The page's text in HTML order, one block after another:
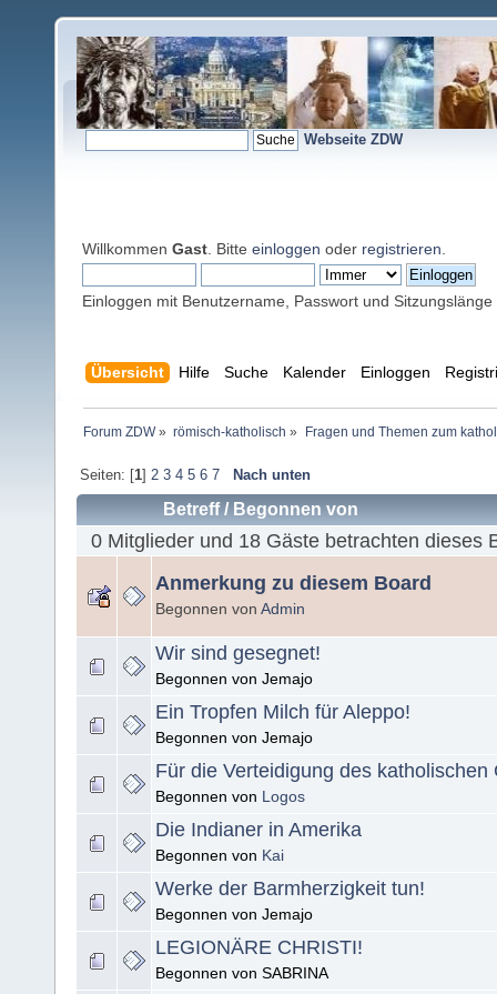
Webseite ZDW
Willkommen Gast . Bitte einloggen oder registrieren
Einloggen mit Benutzername, Passwort und Sitzungslänge
Übersicht Hilfe Suche Kalender Einloggen
Forum ZDW» römisch-katholisch » Fragen und Themen zum
Seiten: [1] 2 3 4 5 6 7 Nach unten
Betreff/ Begonnen von
0 Mitglieder und 18 Gäste betrachten dieses
Anmerkung zu diesem Board
Begonnen von Admin
Wir sind gesegnet!
Begonnen von Jemajo
Ein Tropfen Milch für Aleppo!
Begonnen von Jemajo
Für die Verteidigung des katholischen
Begonnen von Logos
Die Indianer in Amerika
Begonnen von Kai
Werke der Barmherzigkeit tun!
Begonnen von Jemajo
LEGIONÄRE CHRISTI!
Begonnen von SABRINA